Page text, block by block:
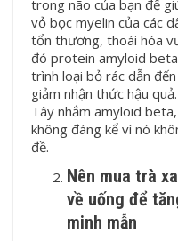
trong não của bạn để
vỏ bọc myelin của các
tổn thương, thoái hóa
đó protein amyloid
trình loại bỏ rác dẫn
giảm nhận thức hậu
Tây nhắm amyloid
không đáng kể vì nó
đề.
Nên mua trà
về uống để
minh mẫn